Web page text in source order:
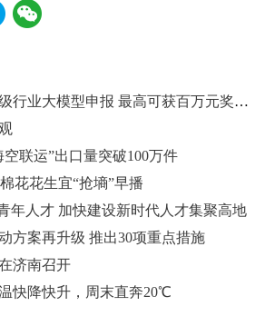
山东开展2026年度省级行业大模型申报 最高可获百万元奖补支持
联运”出口量突破100万件
花花生宜“抢墒”早播
年人才 加快建设新时代人才集聚高地
方案再升级 推出30项重点措施
济南召开
快降快升，周末直奔20℃